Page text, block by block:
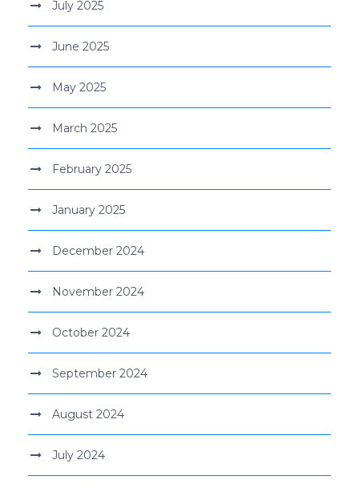
July 2025
June 2025
May 2025
March 2025
February 2025
January 2025
December 2024
November 2024
October 2024
September 2024
August 2024
July 2024